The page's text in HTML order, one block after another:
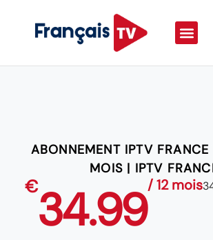
ABONNEMENT IPTV
MOIS | IPTV
€34.99/ 12 mois